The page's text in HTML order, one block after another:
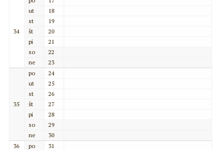
34
ut
18
st
19
št
20
pi
21
so
22
ne
23
35
po
24
ut
25
st
26
št
27
pi
28
so
29
ne
30
36
po 31